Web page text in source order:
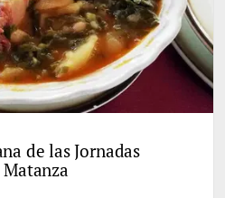
de las Jornadas